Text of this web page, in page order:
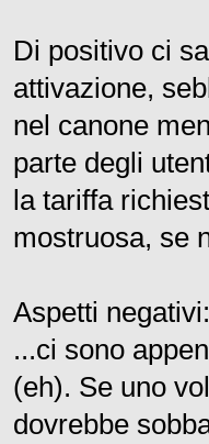
Di positivo ci
attivazione,
nel canone
parte degli
la tariffa
mostruosa, se
Aspetti negativi:
...ci sono
(eh). Se uno
dovrebbe